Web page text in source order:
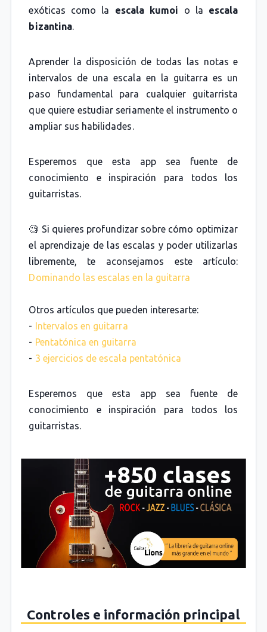
exóticas como la escala kumoi o la escala
bizantina.
Aprender la disposición de todas las notas e
intervalos de una escala en la guitarra es un
paso fundamental para cualquier guitarrista
que quiere estudiar seriamente el instrumento o
ampliar sus habilidades.
Esperemos que esta app sea fuente de
conocimiento e inspiración para todos los
guitarristas.
🧐 Si quieres profundizar sobre cómo optimizar
el aprendizaje de las escalas y poder utilizarlas
libremente, te aconsejamos este artículo:
Dominando las escalas en la guitarra
Otros artículos que pueden interesarte:
- Intervalos en guitarra
- Pentatónica en guitarra
- 3 ejercicios de escala pentatónica
Esperemos que esta app sea fuente de
conocimiento e inspiración para todos los
guitarristas.
Controles e información principal